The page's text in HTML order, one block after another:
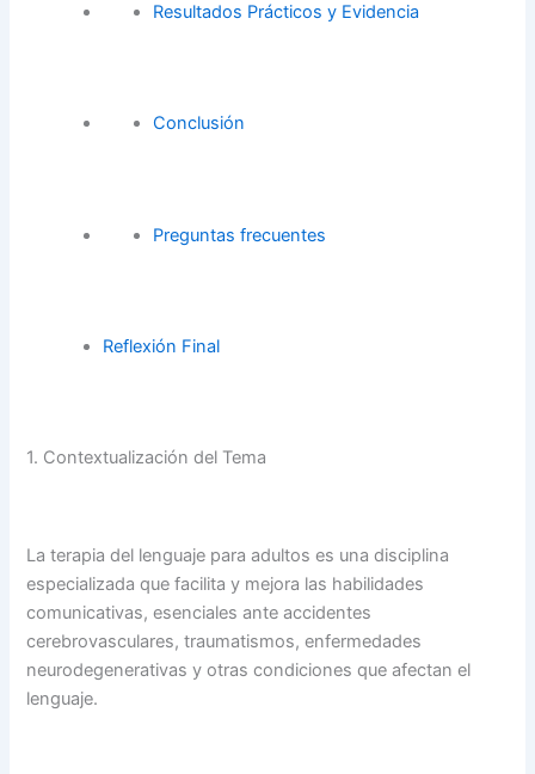
Resultados Prácticos y Evidencia
Conclusión
Preguntas frecuentes
Reflexión Final
1. Contextualización del Tema
La terapia del lenguaje para adultos es una disciplina
especializada que facilita y mejora las habilidades
comunicativas, esenciales ante accidentes
cerebrovasculares, traumatismos, enfermedades
neurodegenerativas y otras condiciones que afectan el
lenguaje.